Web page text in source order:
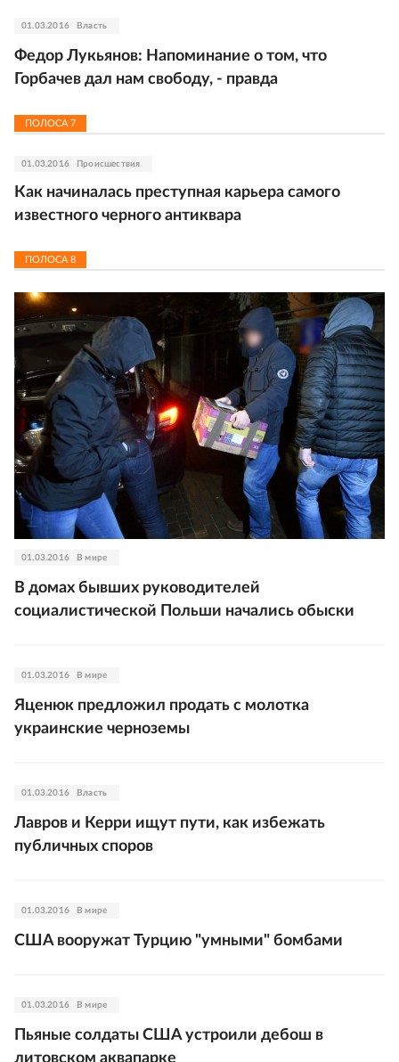
01.03.2016 Власть
Федор Лукьянов: Напоминание о том, что
Горбачев дал нам свободу, - правда
ПОЛОСА 7
01.03.2016 Происшествия
Как начиналась преступная карьера самого
известного черного антиквара
ПОЛОСА 8
01.03.2016 В мире
В домах бывших руководителей
социалистической Польши начались обыски
01.03.2016 В мире
Яценюк предложил продать с молотка
украинские черноземы
01.03.2016 Власть
Лавров и Керри ищут пути, как избежать
публичных споров
01.03.2016 В мире
США вооружат Турцию "умными" бомбами
01.03.2016 В мире
Пьяные солдаты США устроили дебош в
литовском аквапарке